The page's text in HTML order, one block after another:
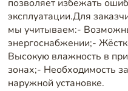
позволяет избежать
эксплуатации.Для
мы учитываем:-
энергоснабжении;-
Высокую влажность в
зонах;- Необходимость
наружной установке.